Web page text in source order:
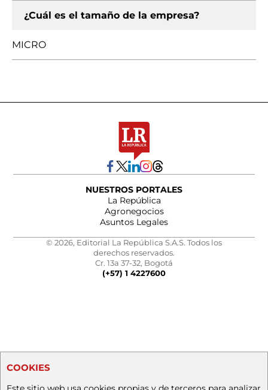
¿Cuál es el tamaño de la empresa?
MICRO
NUESTROS PORTALES
La República
Agronegocios
Asuntos Legales
© 2026, Editorial La República S.A.S. Todos los
derechos reservados.
Cr. 13a 37-32, Bogotá
(+57) 1 4227600
COOKIES